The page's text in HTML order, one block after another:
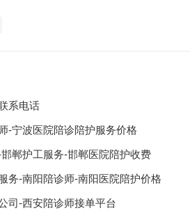
系电话
-宁波医院陪诊陪护服务价格
郸护工服务-邯郸医院陪护收费
务-南阳陪诊师-南阳医院陪护价格
司-西安陪诊师接单平台